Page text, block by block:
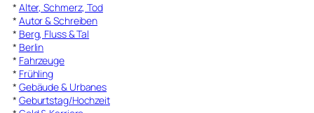
* Alter, Schmerz, Tod
* Autor & Schreiben
* Berg, Fluss & Tal
* Berlin
* Fahrzeuge
* Frühling
* Gebäude & Urbanes
* Geburtstag/Hochzeit